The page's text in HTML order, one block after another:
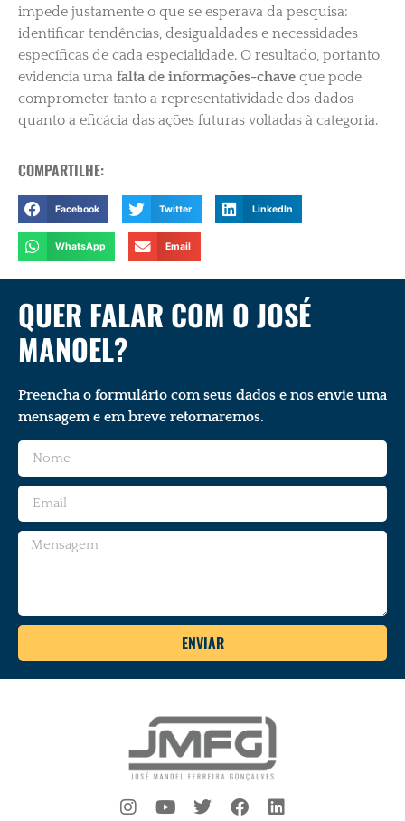
impede justamente o que se esperava da pesquisa:
identificar tendências, desigualdades e necessidades
específicas de cada especialidade. O resultado, portanto,
evidencia uma falta de informações-chave que pode
comprometer tanto a representatividade dos dados
quanto a eficácia das ações futuras voltadas à categoria.
COMPARTILHE:
Facebook Twitter LinkedIn
WhatsApp Email
QUER FALAR COM O JOSÉ
MANOEL?
Preencha o formulário com seus dados e nos envie uma
mensagem e em breve retornaremos.
ENVIAR